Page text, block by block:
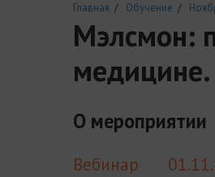
Главная / Обучение /
Мэлсмон:
медицине.
О мероприятии
Вебинар